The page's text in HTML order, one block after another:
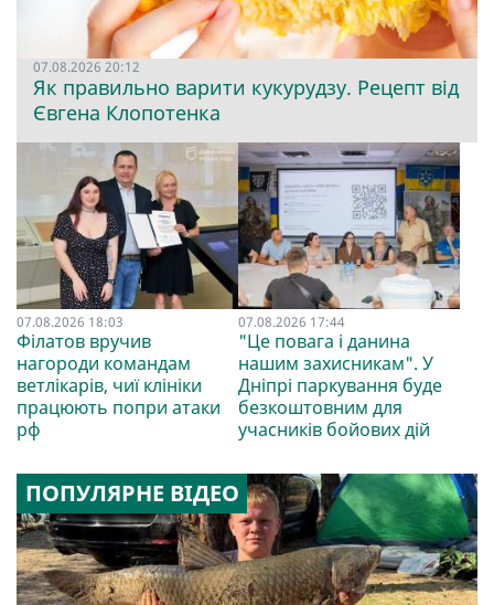
07.08.2026 20:12
Як правильно варити кукурудзу. Рецепт від
Євгена Клопотенка
07.08.2026 18:03
Філатов вручив
нагороди командам
ветлікарів, чиї клініки
працюють попри атаки
рф
07.08.2026 17:44
"Це повага і данина
нашим захисникам". У
Дніпрі паркування буде
безкоштовним для
учасників бойових дій
ПОПУЛЯРНЕ ВІДЕО